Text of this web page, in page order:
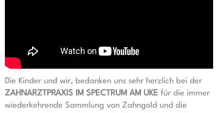
Die Kinder und wir, bedanken uns sehr herzlich bei der
ZAHNARZTPRAXIS IM SPECTRUM AM UKE für die immer
wiederkehrende Sammlung von Zahngold und die